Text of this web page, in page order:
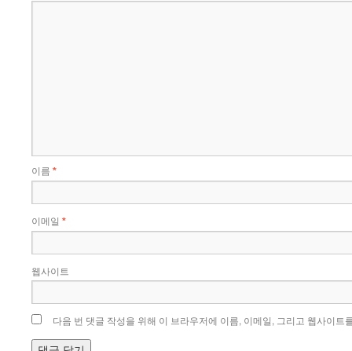
이름 *
이메일 *
웹사이트
다음 번 댓글 작성을 위해 이 브라우저에 이름, 이메일, 그리고 웹사이트